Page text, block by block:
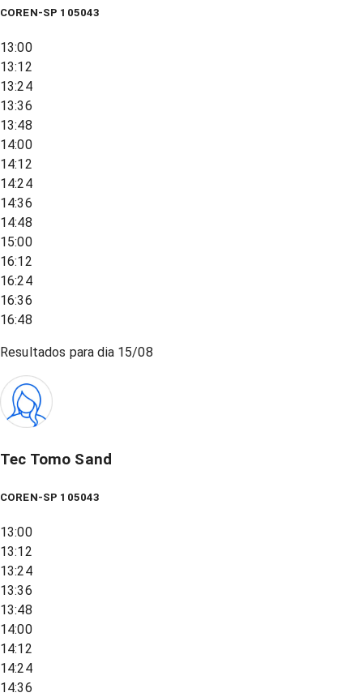
COREN-SP 105043
13:00
13:12
13:24
13:36
13:48
14:00
14:12
14:24
14:36
14:48
15:00
16:12
16:24
16:36
16:48
Resultados para dia 15/08
Tec Tomo Sand
COREN-SP 105043
13:00
13:12
13:24
13:36
13:48
14:00
14:12
14:24
14:36